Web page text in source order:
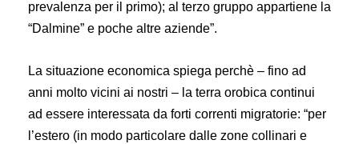
prevalenza per il primo); al terzo gruppo appartiene la
“Dalmine” e poche altre aziende”.
La situazione economica spiega perchè – fino ad
anni molto vicini ai nostri – la terra orobica continui
ad essere interessata da forti correnti migratorie: “per
l’estero (in modo particolare dalle zone collinari e